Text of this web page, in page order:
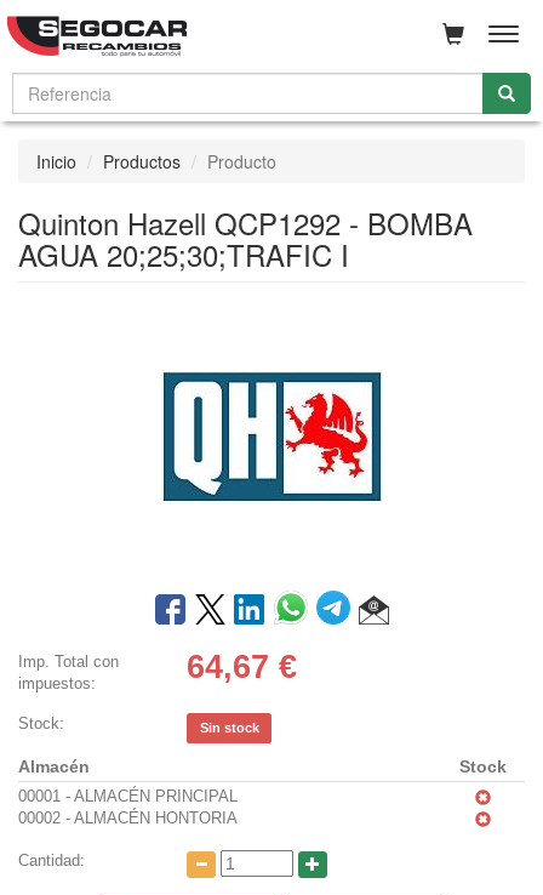
Inicio Productos Producto
Quinton Hazell QCP1292 - BOMBA
AGUA 20;25;30;TRAFIC I
Imp. Total con
impuestos:
64,67 €
Stock: Sin stock
Almacén Stock
00001 - ALMACÉN PRINCIPAL
00002 - ALMACÉN HONTORIA
Cantidad: